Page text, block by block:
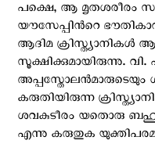
പക്ഷെ, ആ മൃതശരീരം
യൗസേപ്പിന്‍റെ
ആദിമ ക്രിസ്ത്യാനികള്‍
സൂക്ഷിക്കുമായിരുന്നു.
അപ്പസ്തോലന്‍മാരുടെയും
കരുതിയിരുന്ന
ശവകുടീരം യതൊരു
എന്നു കരുതുക